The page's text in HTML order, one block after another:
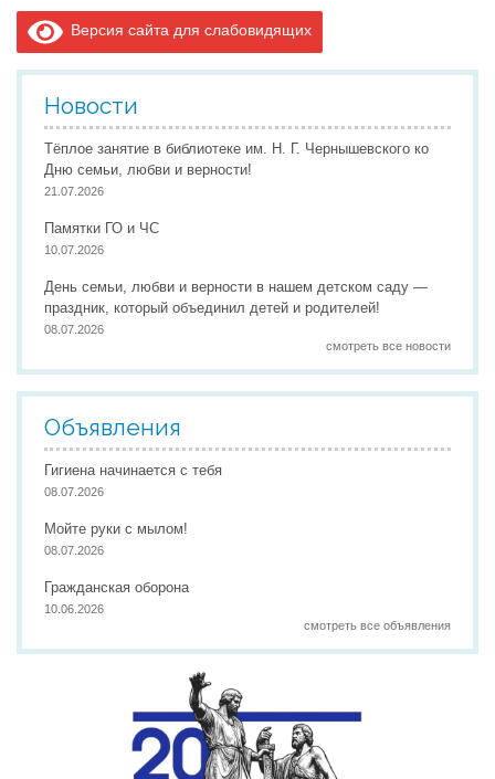
Версия сайта для слабовидящих
Новости
Тёплое занятие в библиотеке им. Н. Г. Чернышевского ко
Дню семьи, любви и верности!
21.07.2026
Памятки ГО и ЧС
10.07.2026
День семьи, любви и верности в нашем детском саду —
праздник, который объединил детей и родителей!
08.07.2026
смотреть все новости
Объявления
Гигиена начинается с тебя
08.07.2026
Мойте руки с мылом!
08.07.2026
Гражданская оборона
10.06.2026
смотреть все объявления